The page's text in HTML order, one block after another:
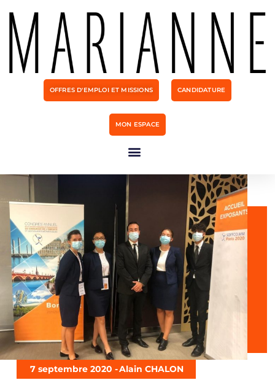
OFFRES D'EMPLOI ET MISSIONS CANDIDATURE
MON ESPACE
7 septembre 2020 -Alain CHALON